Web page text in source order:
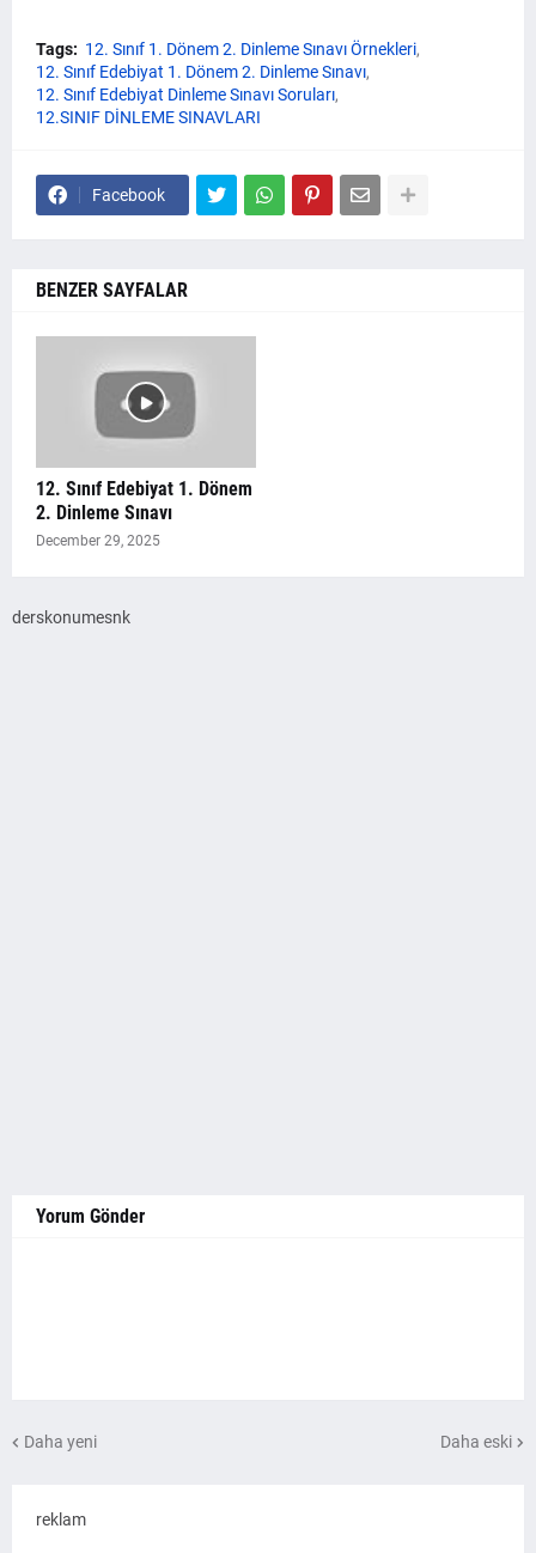
Tags: 12. Sınıf 1. Dönem 2. Dinleme Sınavı Örnekleri
12. Sınıf Edebiyat 1. Dönem 2. Dinleme Sınavı
12. Sınıf Edebiyat Dinleme Sınavı Soruları
12.SINIF DİNLEME SINAVLARI
Facebook
BENZER SAYFALAR
12. Sınıf Edebiyat 1. Dönem
2. Dinleme Sınavı
December 29, 2025
derskonumesnk
Yorum Gönder
Daha yeni Daha eski
reklam